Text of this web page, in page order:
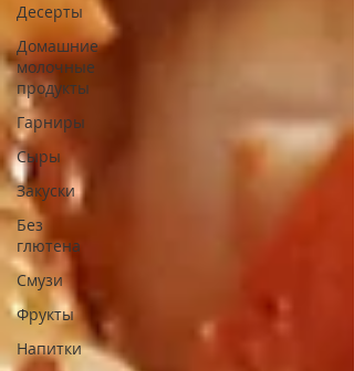
Десерты
Домашние
молочные
продукты
Гарниры
Сыры
Закуски
Без
глютена
Смузи
Фрукты
Напитки